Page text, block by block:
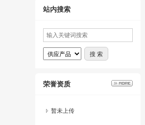
站内搜索
荣誉资质
暂未上传